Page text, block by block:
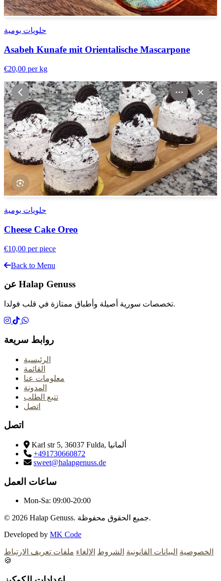
حلويات يومية
Asabeh Kunafe mit Orientalische Mascarpone
€20,00 per kg
حلويات يومية
Cheese Cake Oreo
€10,00 per piece
Back to Menu
عن Halap Genuss
تخصصات سورية أصيلة وأطباق ممتازة في قلب فولدا.
روابط سريعة
الرئيسية
القائمة
معلومات عنا
المدونة
تتبع الطلب
اتصل
اتصل
Karl str 5, 36037 Fulda, ألمانيا
+491730660872
sweet@halapgenuss.de
ساعات العمل
Mon-Sa: 09:00-20:00
© 2026
Halap Genuss. جميع الحقوق محفوظة.
Developed by MK Code
الخصوصية البيانات القانونية الشروط الإلغاء ملفات تعريف الارتباط
🍪